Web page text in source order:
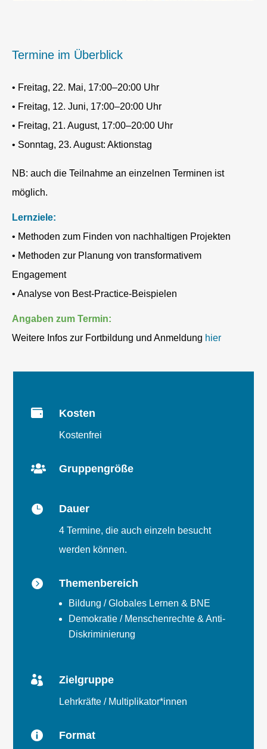
Termine im Überblick
• Freitag, 22. Mai, 17:00–20:00 Uhr
• Freitag, 12. Juni, 17:00–20:00 Uhr
• Freitag, 21. August, 17:00–20:00 Uhr
• Sonntag, 23. August: Aktionstag
NB: auch die Teilnahme an einzelnen Terminen ist
möglich.
Lernziele:
• Methoden zum Finden von nachhaltigen Projekten
• Methoden zur Planung von transformativem
Engagement
• Analyse von Best-Practice-Beispielen
Angaben zum Termin:
Weitere Infos zur Fortbildung und Anmeldung hier
 Kosten
Kostenfrei
 Gruppengröße
 Dauer
4 Termine, die auch einzeln besucht
werden können.
 Themenbereich
Bildung / Globales Lernen & BNE
Demokratie / Menschenrechte & Anti-
Diskriminierung
 Zielgruppe
Lehrkräfte / Multiplikator*innen
 Format